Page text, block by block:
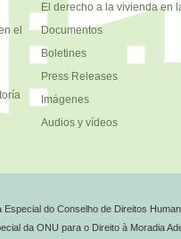
el
El derecho a la vivienda en
Documentos
Boletines
Press Releases
Imágenes
Audios y vídeos
Especial do Conselho de Direitos
da ONU para o Direito à Moradia